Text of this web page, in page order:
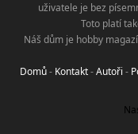
uživatele je bez
Toto platí
Náš dům je hobby
Domů- Kontakt-Autoři -